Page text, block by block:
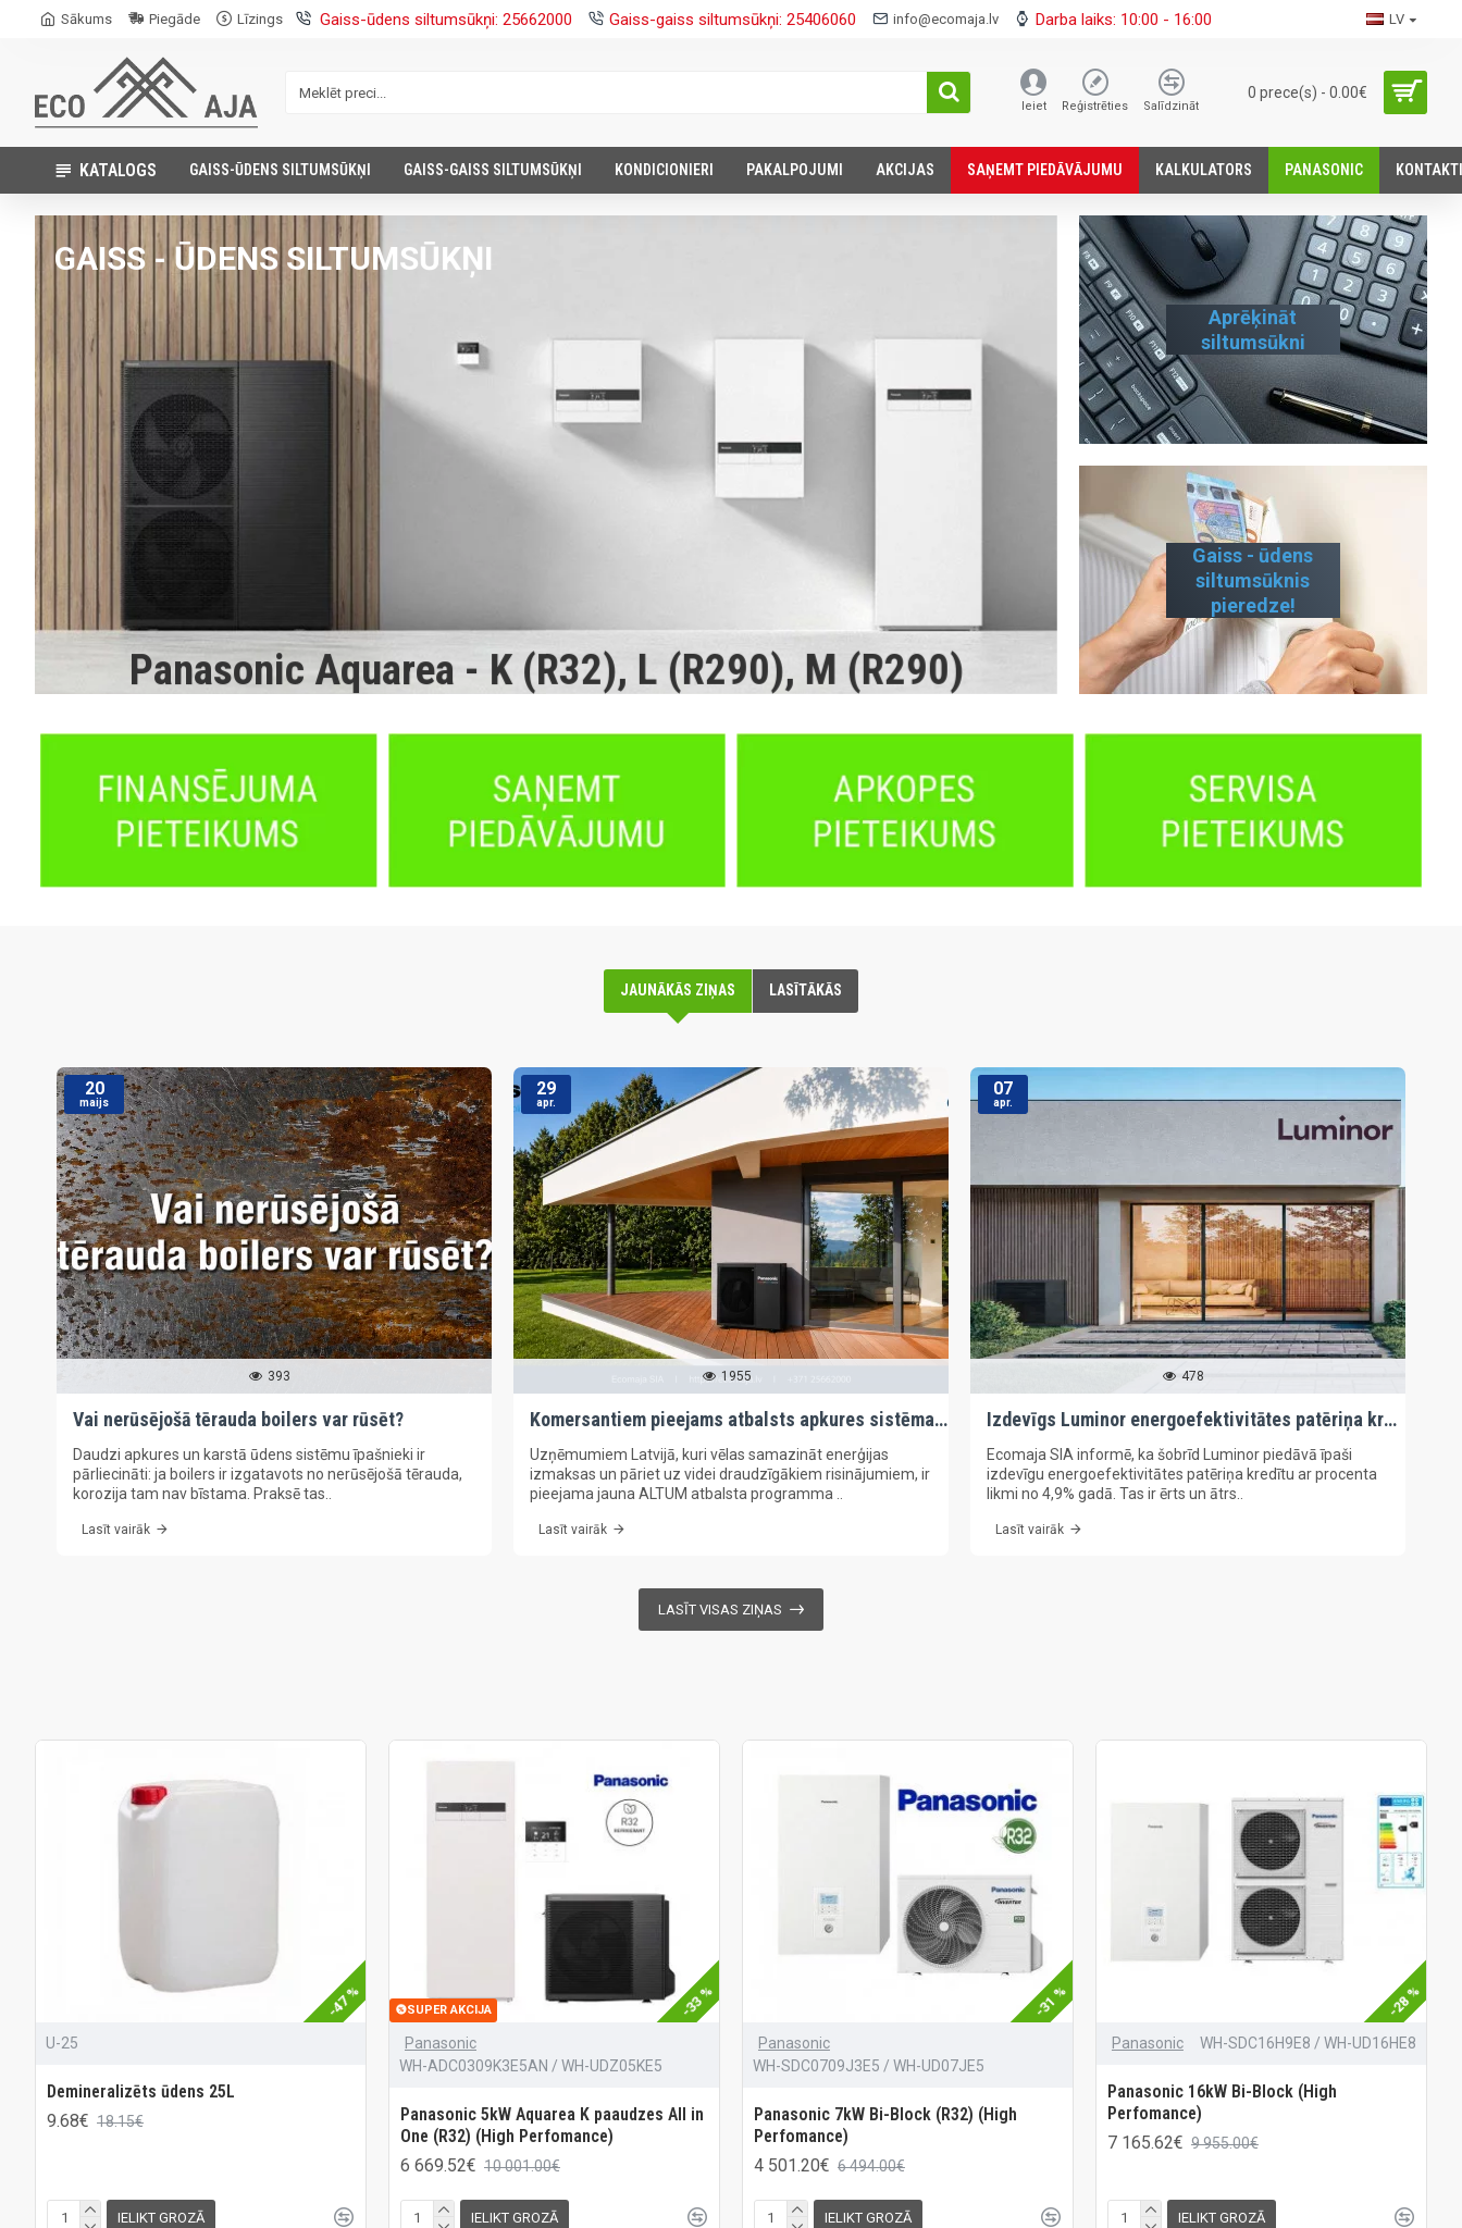
Sākums Piegāde Līzings Gaiss-ūdens siltumsūkņi: 25662000 Gaiss-gaiss siltumsūkņi: 25406060 info@ecomaja.lv Darba laiks: 10:00 - 16:00 LV
Ieiet Reģistrēties Salīdzināt
0 prece(s) - 0.00€
KATALOGS GAISS-ŪDENS SILTUMSŪKŅI GAISS-GAISS SILTUMSŪKŅI KONDICIONIERI PAKALPOJUMI AKCIJAS SАŅEMT PIEDĀVĀJUMU KALKULATORS PANASONIC KONTAKTI
GAISS - ŪDENS SILTUMSŪKŅI
Panasonic Aquarea - K (R32), L (R290), M (R290)
Aprēķināt
siltumsūkni
Gaiss - ūdens
siltumsūknis
pieredze!
JAUNĀKĀS ZIŅAS LASĪTĀKĀS
20
maijs
393
Vai nerūsējošā tērauda boilers var rūsēt?
Daudzi apkures un karstā ūdens sistēmu īpašnieki ir
pārliecināti: ja boilers ir izgatavots no nerūsējošā tērauda,
korozija tam nav bīstama. Praksē tas..
Lasīt vairāk
29
apr.
1955
Komersantiem pieejams atbalsts apkures sistēmas maiņai uz siltumsūkņiem reģionos
Uzņēmumiem Latvijā, kuri vēlas samazināt enerģijas
izmaksas un pāriet uz videi draudzīgākiem risinājumiem, ir
pieejama jauna ALTUM atbalsta programma ..
Lasīt vairāk
07
apr.
478
Izdevīgs Luminor energoefektivitātes patēriņa kredīts
Ecomaja SIA informē, ka šobrīd Luminor piedāvā īpaši
izdevīgu energoefektivitātes patēriņa kredītu ar procenta
likmi no 4,9% gadā. Tas ir ērts un ātrs..
Lasīt vairāk
LASĪT VISAS ZIŅAS
-47 %
U-25
Demineralizēts ūdens 25L
9.68€ 18.15€
IELIKT GROZĀ
SUPER AKCIJA -33 %
Panasonic
WH-ADC0309K3E5AN / WH-UDZ05KE5
Panasonic 5kW Aquarea K paaudzes All in
One (R32) (High Perfomance)
6 669.52€ 10 001.00€
IELIKT GROZĀ
-31 %
Panasonic
WH-SDC0709J3E5 / WH-UD07JE5
Panasonic 7kW Bi-Block (R32) (High
Perfomance)
4 501.20€ 6 494.00€
IELIKT GROZĀ
-28 %
Panasonic WH-SDC16H9E8 / WH-UD16HE8
Panasonic 16kW Bi-Block (High
Perfomance)
7 165.62€ 9 955.00€
IELIKT GROZĀ